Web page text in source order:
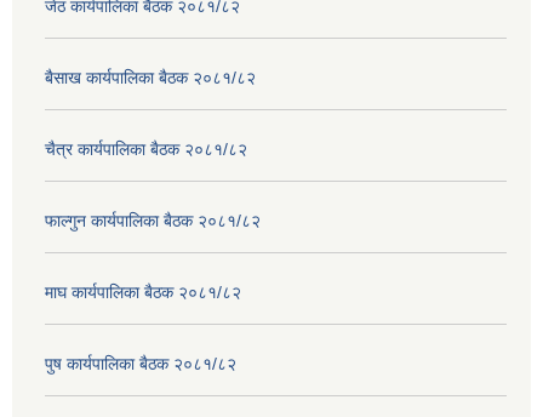
जेठ कार्यपालिका बैठक २०८१/८२
बैसाख कार्यपालिका बैठक २०८१/८२
चैत्र कार्यपालिका बैठक २०८१/८२
फाल्गुन कार्यपालिका बैठक २०८१/८२
माघ कार्यपालिका बैठक २०८१/८२
पुष कार्यपालिका बैठक २०८१/८२